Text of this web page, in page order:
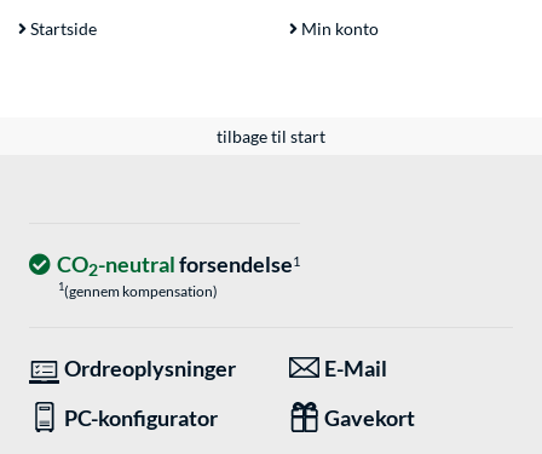
Startside Min konto
tilbage til start
CO2-neutralforsendelse1
1(gennem kompensation)
Ordreoplysninger
E-Mail
PC-konfigurator
Gavekort